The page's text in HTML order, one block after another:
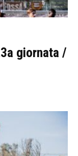
giornata /